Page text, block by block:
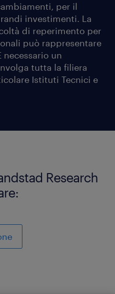
per il
investimenti. La
di reperimento per
può rappresentare
un
tutta la filiera
Istituti Tecnici e
Research